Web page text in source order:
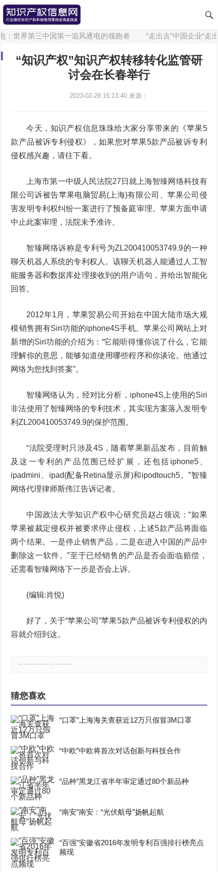
世界第三中国第一追风逐电的领跑者 “走出去”中国企业“走出
“知识产权”知识产权转移转化监管研
讨会在长春举行
2023-02-28 16:13:40 来源：
今天，知识产权信息珠珠给大家分享带来的《苹果5
款产品被诉专利侵权》，如果您对苹果5款产品被诉专利
侵权感兴趣，请往下看。
上海市第一中级人民法院27日就上海智臻网络科技有
限公司诉被告苹果电脑贸易(上海)有限公司、苹果公司侵
害发明专利权纠纷一案进行了预备庭审理。苹果方面申请
中止此案审理，法院未予准许。
智臻网络诉称是专利号为ZL200410053749.9的一种
聊天机器人系统的专利权人。该聊天机器人能通过人工智
能服务器和数据库处理接收到的用户语句，并给出智能化
回答。
2012年1月，苹果贸易公司开始在中国大陆市场大规
模销售拥有Siri功能的iphone4S手机。苹果公司网站上对
新增的Siri功能的介绍为：“它能听得懂你说了什么，它能
理解你的意思，能够知道使用哪些程序和你谈论。他通过
网络为您找到答案”。
智臻网络认为，经对比分析，iphone4S上使用的Siri
非法使用了智臻网络的专利技术，其实现方案落入发明专
利ZL200410053749.9的保护范围。
“法院受理时只涉及4S，随着苹果新品发布，目前触
及这一专利的产品范围已经扩展，还包括iphone5、
ipadmini、ipad(配备Retina显示屏)和ipodtouch5。”智臻
网络代理律师斯伟江告诉记者。
中国政法大学知识产权中心研究员赵占领说：“如果
苹果被裁定侵权并被要求停止侵权，上述5款产品将面临
两个结果。一是停止销售产品，二是在进入中国的产品中
删除这一软件。”至于已经销售的产品是否会面临赔偿，
还需看智臻网络下一步是否会上诉。
(编辑:肖悦)
好了，关于“苹果公司”苹果5款产品被诉专利侵权的内
容就介绍到这。
猜您喜欢
“口罩”上海海关查获近12万只假冒3M口罩
“中欧”中欧将首次对话创新与科技合作
“品种”黑龙江省半年审定通过80个新品种
“南安”南安：“光伏航母”扬帆起航
“百强”安徽省2016年发明专利百强排行榜亮点
频现